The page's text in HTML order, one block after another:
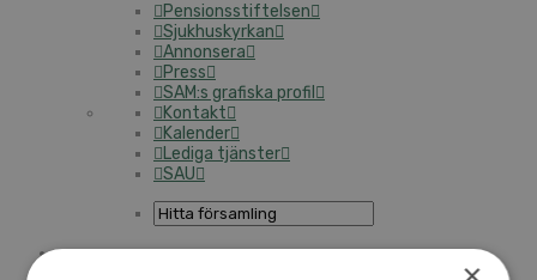
Pensionsstiftelsen
Sjukhuskyrkan
Annonsera
Press
SAM:s grafiska profil
Kontakt
Kalender
Lediga tjänster
SAU